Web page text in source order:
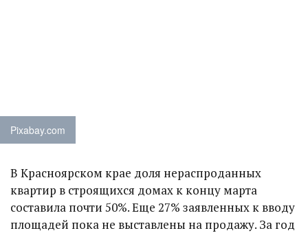
Pixabay.com
В Красноярском крае доля нераспроданных
квартир в строящихся домах к концу марта
составила почти 50%. Еще 27% заявленных к вводу
площадей пока не выставлены на продажу. За год